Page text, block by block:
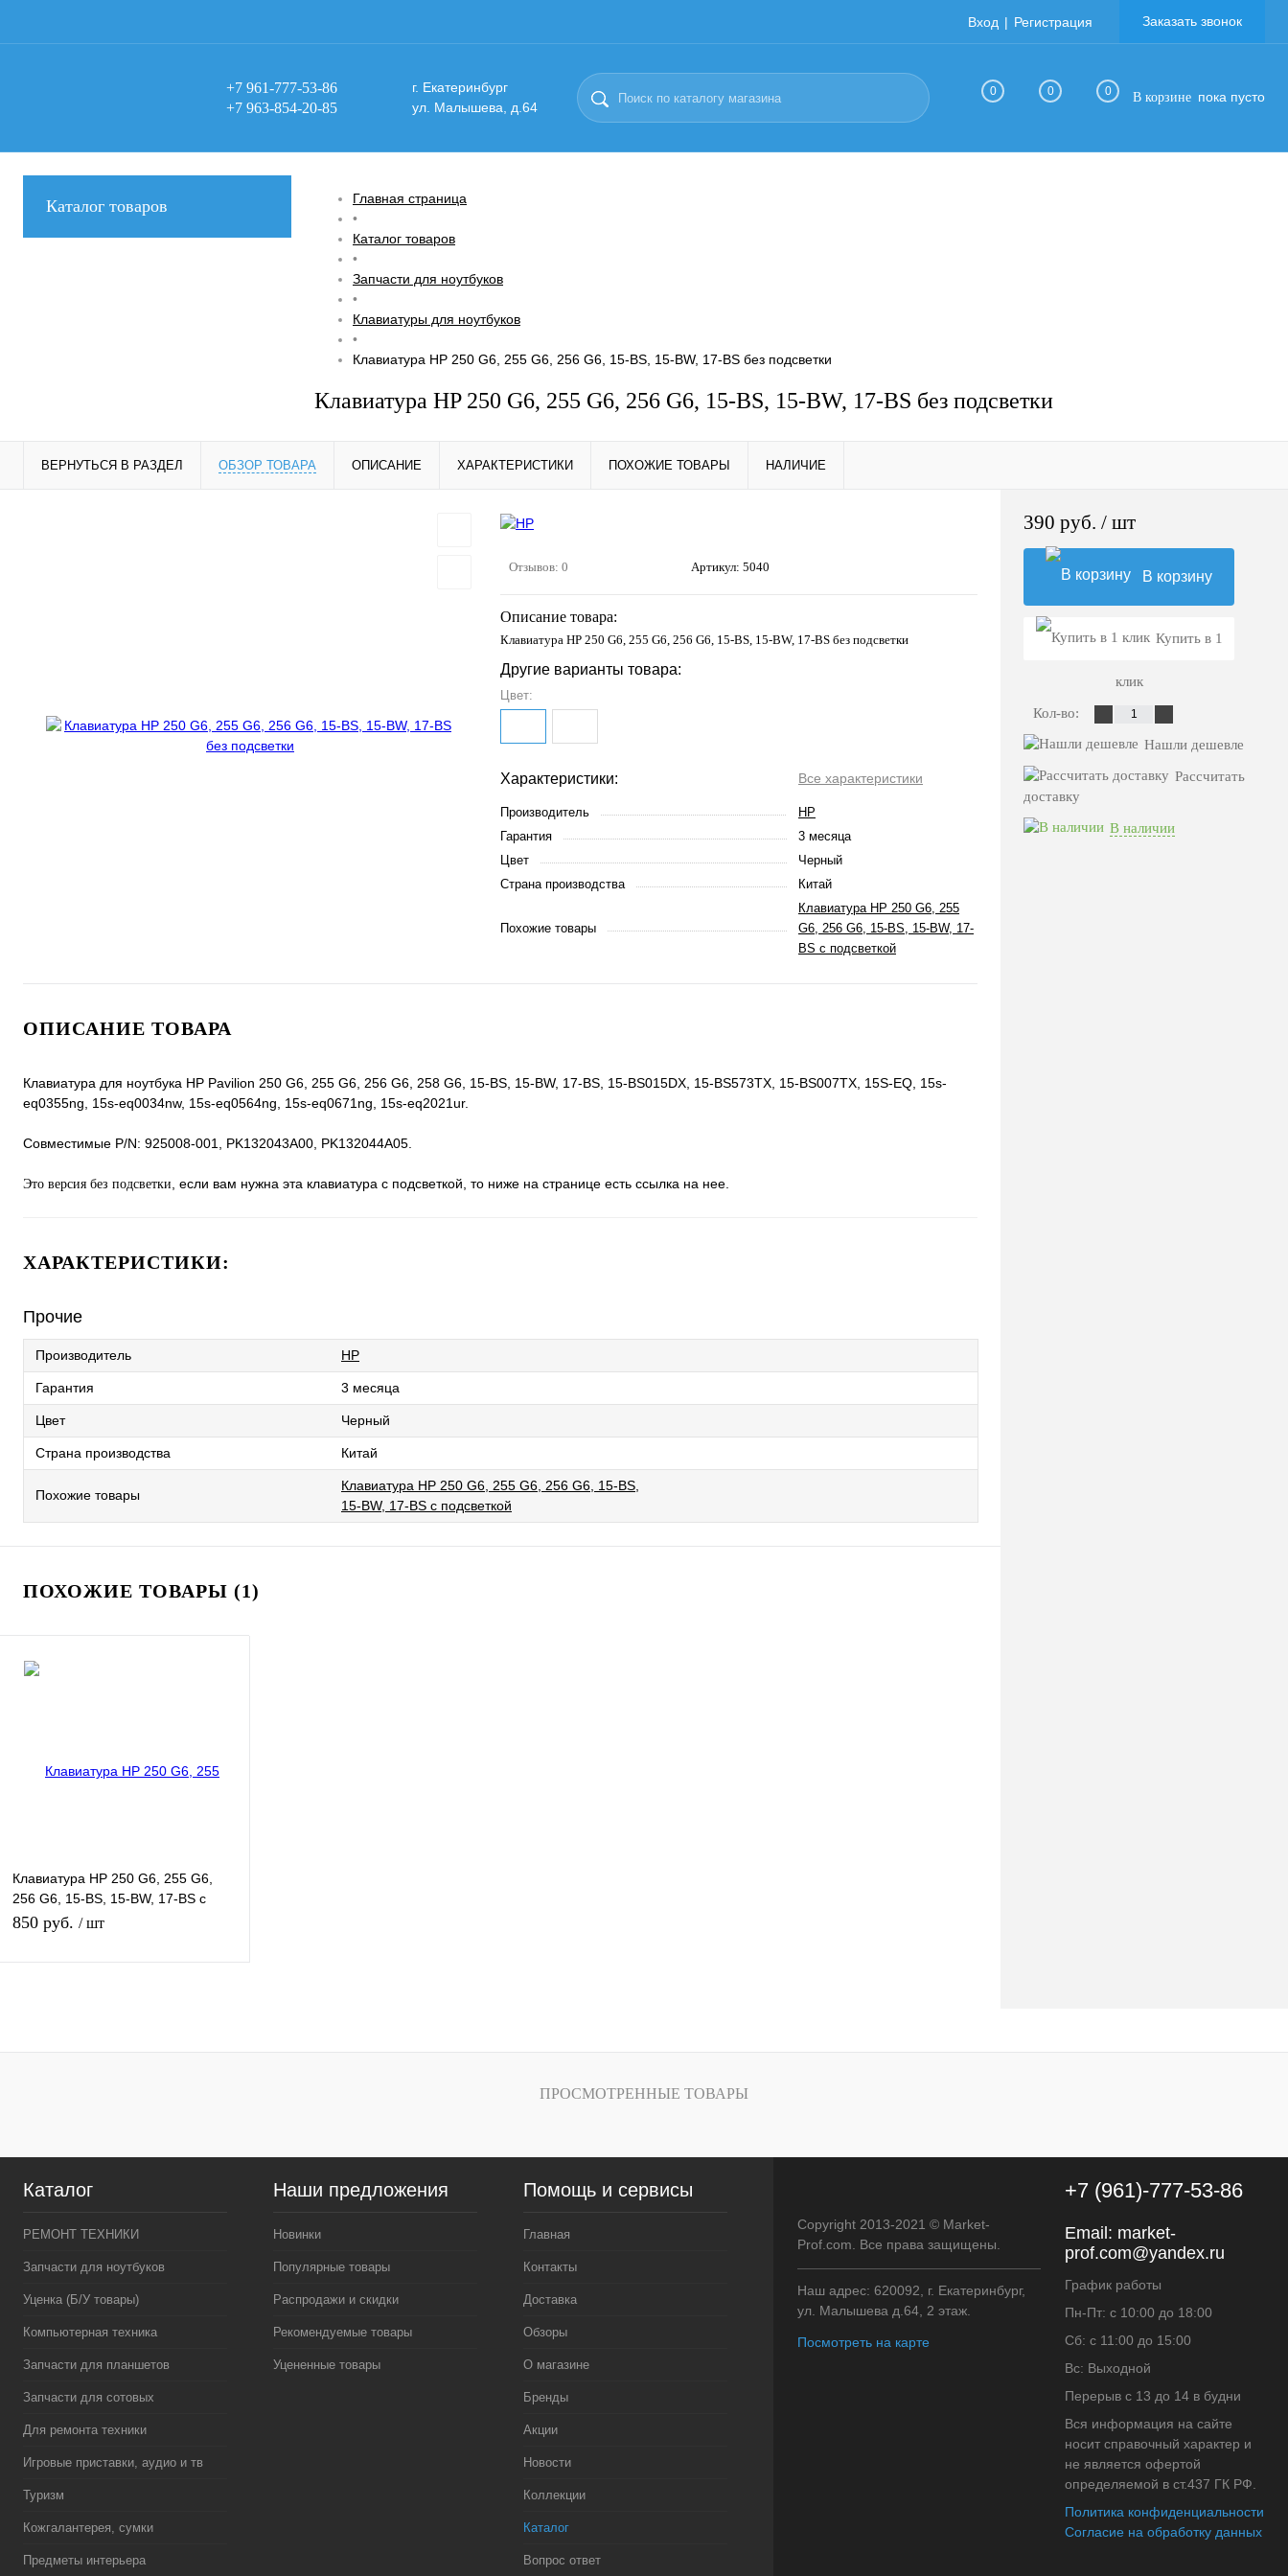
Вход Регистрация Заказать звонок
+7 961-777-53-86
+7 963-854-20-85
г. Екатеринбург
ул. Малышева, д.64
0 0 0 В корзине пока пусто
Каталог товаров
Главная страница
•
Каталог товаров
•
Запчасти для ноутбуков
•
Клавиатуры для ноутбуков
•
Клавиатура HP 250 G6, 255 G6, 256 G6, 15-BS, 15-BW, 17-BS без подсветки
Клавиатура HP 250 G6, 255 G6, 256 G6, 15-BS, 15-BW, 17-BS без подсветки
ВЕРНУТЬСЯ В РАЗДЕЛ ОБЗОР ТОВАРА ОПИСАНИЕ ХАРАКТЕРИСТИКИ ПОХОЖИЕ ТОВАРЫ НАЛИЧИЕ
Отзывов: 0 Артикул: 5040
Описание товара:
Клавиатура HP 250 G6, 255 G6, 256 G6, 15-BS, 15-BW, 17-BS без подсветки
Другие варианты товара:
Цвет:
Характеристики: Все характеристики
Производитель
HP
Гарантия
3 месяца
Цвет
Черный
Страна производства
Китай
Похожие товары
Клавиатура HP 250 G6, 255
G6, 256 G6, 15-BS, 15-BW, 17-
BS с подсветкой
ОПИСАНИЕ ТОВАРА
Клавиатура для ноутбука HP Pavilion 250 G6, 255 G6, 256 G6, 258 G6, 15-BS, 15-BW, 17-BS, 15-BS015DX, 15-BS573TX, 15-BS007TX, 15S-EQ, 15s-
eq0355ng, 15s-eq0034nw, 15s-eq0564ng, 15s-eq0671ng, 15s-eq2021ur.
Совместимые P/N: 925008-001, PK132043A00, PK132044A05.
Это версия без подсветки , если вам нужна эта клавиатура с подсветкой, то ниже на странице есть ссылка на нее.
ХАРАКТЕРИСТИКИ:
Прочие
Производитель HP
Гарантия 3 месяца
Цвет Черный
Страна производства Китай
Похожие товары
Клавиатура HP 250 G6, 255 G6, 256 G6, 15-BS,
15-BW, 17-BS с подсветкой
ПОХОЖИЕ ТОВАРЫ (1)
Клавиатура HP 250 G6, 255 G6,
256 G6, 15-BS, 15-BW, 17-BS с
подсветкой
850 руб. / шт
390 руб. / шт
В корзину
Купить в 1
клик
Кол-во:
Нашли дешевле
Рассчитать
доставку
В наличии
ПРОСМОТРЕННЫЕ ТОВАРЫ
Каталог
РЕМОНТ ТЕХНИКИ
Запчасти для ноутбуков
Уценка (Б/У товары)
Компьютерная техника
Запчасти для планшетов
Запчасти для сотовых
Для ремонта техники
Игровые приставки, аудио и тв
Туризм
Кожгалантерея, сумки
Предметы интерьера
Наши предложения
Новинки
Популярные товары
Распродажи и скидки
Рекомендуемые товары
Уцененные товары
Помощь и сервисы
Главная
Контакты
Доставка
Обзоры
О магазине
Бренды
Акции
Новости
Коллекции
Каталог
Вопрос ответ
Copyright 2013-2021 © Market-
Prof.com. Все права защищены.
Наш адрес: 620092, г. Екатеринбург,
ул. Малышева д.64, 2 этаж.
Посмотреть на карте
+7 (961)-777-53-86
Email: market-
prof.com@yandex.ru
График работы
Пн-Пт: с 10:00 до 18:00
Сб: с 11:00 до 15:00
Вс: Выходной
Перерыв с 13 до 14 в будни
Вся информация на сайте
носит справочный характер и
не является офертой
определяемой в ст.437 ГК РФ.
Политика конфиденциальности
Согласие на обработку данных